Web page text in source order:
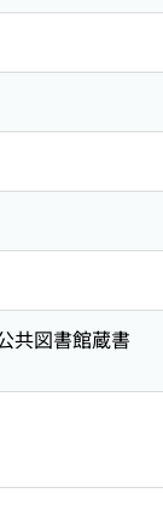
共図書館蔵書